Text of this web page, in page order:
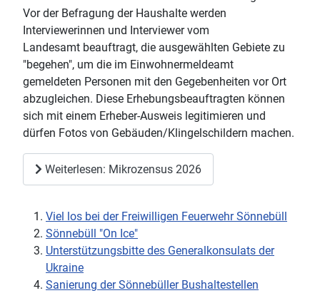
Vor der Befragung der Haushalte werden
Interviewerinnen und Interviewer vom
Landesamt beauftragt, die ausgewählten Gebiete zu
"begehen", um die im Einwohnermeldeamt
gemeldeten Personen mit den Gegebenheiten vor Ort
abzugleichen. Diese Erhebungsbeauftragten können
sich mit einem Erheber-Ausweis legitimieren und
dürfen Fotos von Gebäuden/Klingelschildern machen.
Weiterlesen: Mikrozensus 2026
Viel los bei der Freiwilligen Feuerwehr Sönnebüll
Sönnebüll "On Ice"
Unterstützungsbitte des Generalkonsulats der
Ukraine
Sanierung der Sönnebüller Bushaltestellen